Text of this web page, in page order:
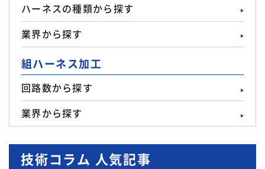
ハーネスの種類から探す
業界から探す
組ハーネス加工
回路数から探す
業界から探す
技術コラム 人気記事